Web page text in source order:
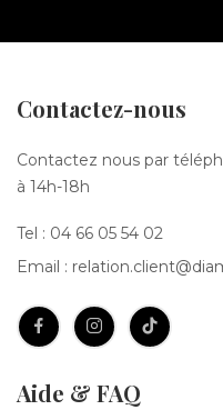
Contactez-nous
Contactez nous par
à 14h-18h
Tel : 04 66 05 54 02
Email :
Aide & FAQ